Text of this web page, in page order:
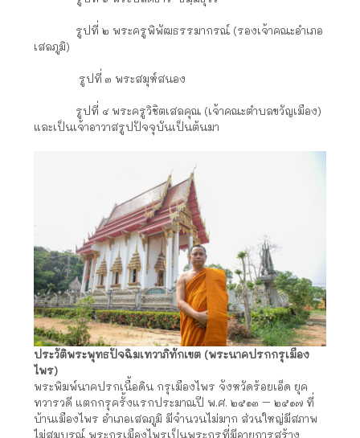
รูปที่ ๒ พระครูพิพัฒธรรมากรณ์ (รองเจ้าคณะอำเภอ
เสลภูมิ)
รูปที่ ๓ พระสมุห์สนอง
รูปที่ ๔ พระครูวิชิตเสลคุณ (เจ้าคณะตำบลขวัญเมือง)
และเป็นเจ้าอาวาสรูปปัจจุบันเป็นต้นมา
ประวัติพระพุทธปัจฉิมเทวาภิทักเขต (พระนาคปรกกรุเมือง
ไพร)
พระพิมพ์นาคปรกเนื้อดิน กรุเมืองไพร จังหวัดร้อยเอ็ด ยุค
ทวารวดี แตกกรุครั้งแรกประมาณปี พ.ศ. ๒๕๑๓ – ๒๕๑๗ ที่
บ้านเมืองไพร อำเภอเสลภูมิ มีจำนวนไม่มาก ส่วนใหญ่มีสภาพ
ไม่สมบูรณ์ พระกรุเมืองไพรเป็นพระกรุที่มีอายุการสร้าง